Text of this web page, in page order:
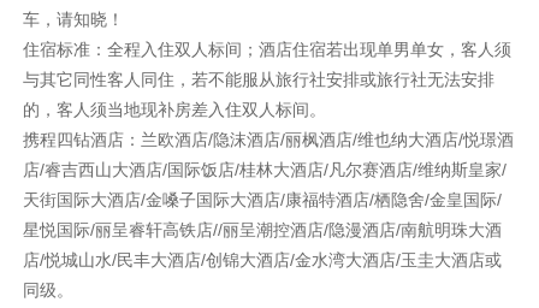
车，请知晓！
住宿标准：全程入住双人标间；酒店住宿若出现单男单女，客人须
与其它同性客人同住，若不能服从旅行社安排或旅行社无法安排
的，客人须当地现补房差入住双人标间。
携程四钻酒店：兰欧酒店/隐沫酒店/丽枫酒店/维也纳大酒店/悦璟酒
店/睿吉西山大酒店/国际饭店/桂林大酒店/凡尔赛酒店/维纳斯皇家/
天街国际大酒店/金嗓子国际大酒店/康福特酒店/栖隐舍/金皇国际/
星悦国际/丽呈睿轩高铁店//丽呈潮控酒店/隐漫酒店/南航明珠大酒
店/悦城山水/民丰大酒店/创锦大酒店/金水湾大酒店/玉圭大酒店或
同级。